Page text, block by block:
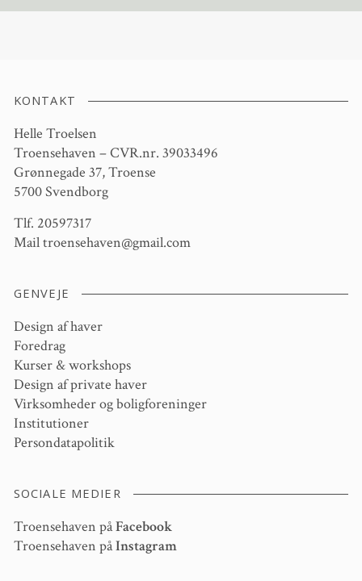
KONTAKT
Helle Troelsen
Troensehaven – CVR.nr. 39033496
Grønnegade 37, Troense
5700 Svendborg
Tlf. 20597317
Mailtroensehaven@gmail.com
GENVEJE
Design af haver
Foredrag
Kurser & workshops
Design af private haver
Virksomheder og boligforeninger
Institutioner
Persondatapolitik
SOCIALE MEDIER
Troensehaven påFacebook
Troensehaven påInstagram